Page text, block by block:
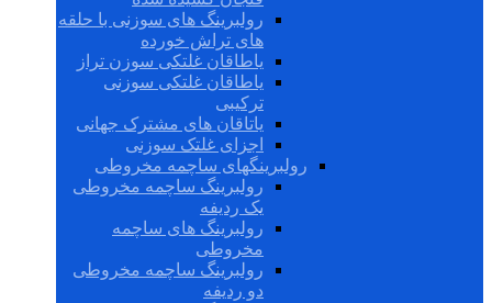
رولبرینگ های سوزنی با حلقه
های تراش خورده
یاطاقان غلتکی سوزن تراز
یاطاقان غلتکی سوزنی
ترکیبی
یاتاقان های مشترک جهانی
اجزای غلتک سوزنی
رولبرینگهای ساچمه مخروطی
رولبرینگ ساچمه مخروطی
یک ردیفه
رولبرینگ های ساچمه
مخروطی
رولبرینگ ساچمه مخروطی
دو ردیفه